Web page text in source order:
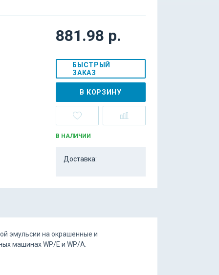
881.98 р.
БЫСТРЫЙ
ЗАКАЗ
В КОРЗИНУ
В НАЛИЧИИ
Доставка:
эмульсии на окрашенные и
машинах WP/E и WP/A.